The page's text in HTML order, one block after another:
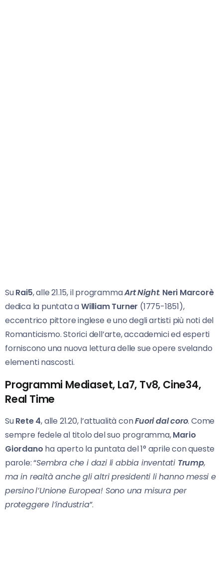
SuRai5, alle 21.15, il programmaArt Night. Neri Marcorè
dedica la puntata aWilliam Turner (1775-1851),
eccentrico pittore inglese e uno degli artisti più noti del
Romanticismo. Storici dell’arte, accademici ed esperti
forniscono una nuova lettura delle sue opere svelando
elementi nascosti.
Programmi Mediaset, La7, Tv8, Cine34,
Real Time
SuRete 4, alle 21.20, l’attualità conFuori dal coro. Come
sempre fedele al titolo del suo programma,Mario
Giordano ha aperto la puntata del 1° aprile con queste
parole: “Sembra che i dazi li abbia inventati Trump,
ma in realtà anche gli altri presidenti li hanno messi e
persinol’Unione Europea! Sono una misura per
proteggere l’industria”.